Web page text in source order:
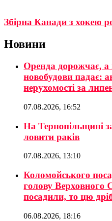
Збірна Канади з хокею
Новини
Оренда дорожчає, а
новобудови падає:
нерухомості за
07.08.2026, 16:52
На Тернопільщині
ловити раків
07.08.2026, 13:10
Коломойського
голову Верховного
посадили, то цю
06.08.2026, 18:16